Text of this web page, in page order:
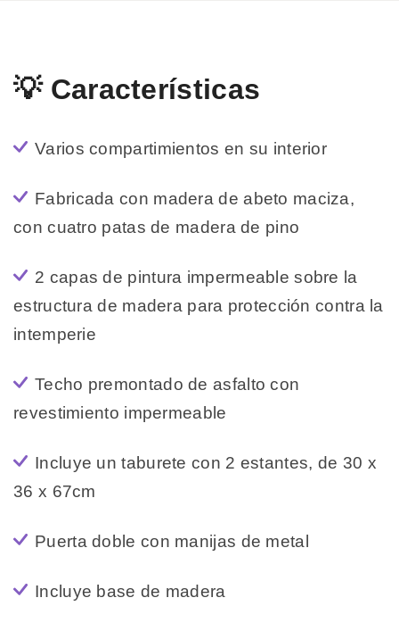
💡 Características
Varios compartimientos en su interior
Fabricada con madera de abeto maciza,
con cuatro patas de madera de pino
2 capas de pintura impermeable sobre la
estructura de madera para protección contra la
intemperie
Techo premontado de asfalto con
revestimiento impermeable
Incluye un taburete con 2 estantes, de 30 x
36 x 67cm
Puerta doble con manijas de metal
Incluye base de madera